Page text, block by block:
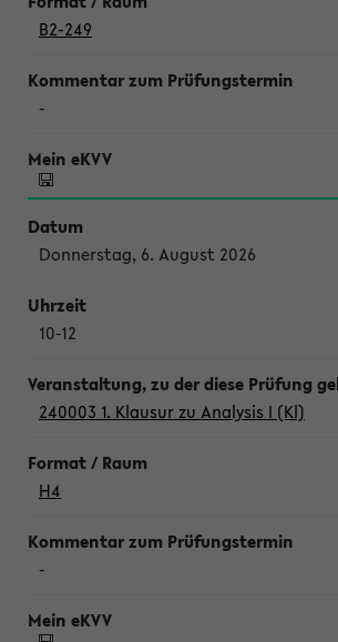
B2-249
-
Donnerstag, 6. August 2026
10-12
240003 1. Klausur zu Analysis I (Kl)
H4
-